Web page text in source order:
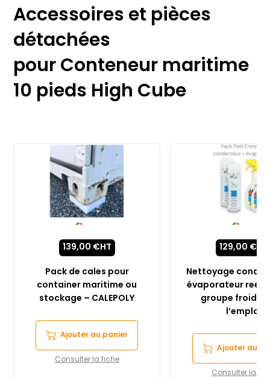
Accessoires et pièces
détachées
pour Conteneur maritime
10 pieds High Cube
Pack de cales pour
container maritime ou
stockage – CALEPOLY
139,00 €HT
Ajouter au panier
Consulter la fiche
Nettoyage
évaporateur
groupe froid
l’emploi
129,00 €HT
Ajouter au
Consulter la